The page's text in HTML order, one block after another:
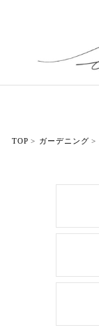
TOP ガーデニング